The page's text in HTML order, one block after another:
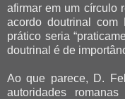
afirmar em um círculo
acordo doutrinal com
prático seria
doutrinal é de
Ao que parece, D.
autoridades